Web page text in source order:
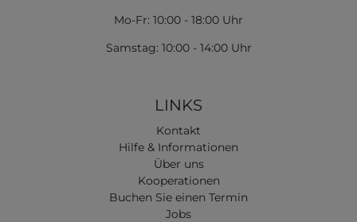
Mo-Fr: 10:00 - 18:00 Uhr
Samstag: 10:00 - 14:00 Uhr
LINKS
Kontakt
Hilfe & Informationen
Über uns
Kooperationen
Buchen Sie einen Termin
Jobs